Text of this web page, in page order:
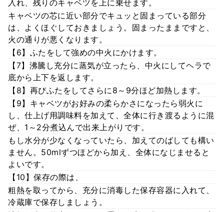
入れ、残りのキャベツを上に乗せます。
キャベツの芯に近い部分でキュッと固まっている部分
は、よくほぐしておきましょう。固まったままですと、
火の通りが悪くなります。
【6】ふたをして強めの中火にかけます。
【7】沸騰し充分に蒸気が立ったら、中火にしてヘラで
底から上下を返します。
【8】再びふたをしてさらに8～9分ほど加熱します。
【9】キャベツがお好みの柔らかさになったら弱火に
し、仕上げ用調味料を加えて、全体に行き渡るように混
ぜ、1～2分煮込んで出来上がりです。
もし水分が少なくなっていたら、加えてのばしても構い
ません。50mlずつほどから加え、全体になじませると
よいです。
【10】保存の際は、
粗熱を取ってから、充分に消毒した保存容器に入れて、
冷蔵庫で保存しましょう。